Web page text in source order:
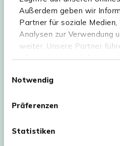
Außerdem geben wir
Partner für soziale Medien,
Analysen zur Verwendung
weiter. Unsere Partner
Informationen
haben oder die sie im
Webseite müssen Sie die
Notwendig
Präferenzen
Statistiken
Kees Smit Gartenmöbel
Experience Stores XXL